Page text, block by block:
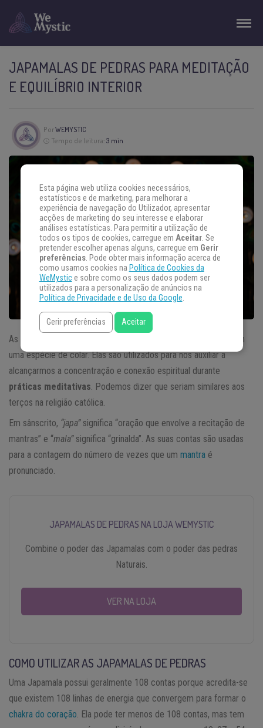
JAPAMALAS DE PEDRAS PARA MEDITAÇÃO
E EQUILÍBRIO INTERIOR
PorWEMYSTIC
Tempo de leitura: 3 min
As
são objetos formados por contas em
uma espécie de colar. Elas são utilizados para nos auxiliar a
alcançarmos a concentração e conexão espiritual durante
práticas meditativas . Podemos dizer que seriam similares aos
terços na religião católica.
Em sânscrito, “japa”significa “oração que envolve a recitação de
mantras” e “mala”significa “grinalda”. As suas contas são usadas
para a contagem do número de vezes que um mantra é
pronunciado.
JAPAMALAS DE PEDRAS NA LOJA WEMYSTIC
Combine o poder das Japamalas com o poder das pedras
Naturais.
VER NA LOJA
COMO UTILIZAR AS JAPAMALAS DE PEDRAS
Uma Japamala possui geralmente 108 contas porque acredita-se
que existem 108 linhas de energia que convergem para formar o
chakra do coração . Ela pode ter menos de 108 contas, mas tem
Esta página web utiliza cookies necessários,
estatísticos e de marketing, para melhorar a
experiência de navegação do Utilizador, apresentar
acções de marketing do seu interesse e elaborar
análises estatísticas. Para permitir a utilização de
todos os tipos de cookies, carregue em Aceitar. Se
pretender escolher apenas alguns, carregue em Gerir
preferências. Pode obter mais informação acerca de
como usamos cookies na Política de Cookies da
WeMystice sobre como os seus dados podem ser
utilizados para a personalização de anúncios na
Política de Privacidade e de Uso da Google.
Gerir preferências Aceitar